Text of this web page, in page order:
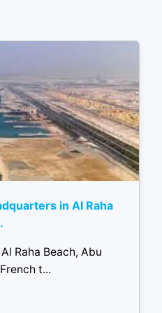
in Al Raha
Raha Beach, Abu
t...